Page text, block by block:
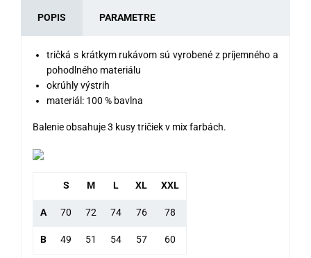
POPIS PARAMETRE
tričká s krátkym rukávom sú vyrobené z príjemného a
pohodlného materiálu
okrúhly výstrih
materiál: 100 % bavlna
Balenie obsahuje 3 kusy tričiek v mix farbách.
S M L XL XXL
A 70 72 74 76 78
B 49 51 54 57 60